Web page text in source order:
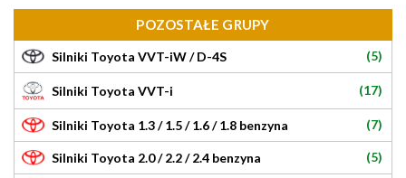
POZOSTAŁE GRUPY
Silniki Toyota VVT-iW / D-4S (5)
Silniki Toyota VVT-i (17)
Silniki Toyota 1.3 / 1.5 / 1.6 / 1.8 benzyna (7)
Silniki Toyota 2.0 / 2.2 / 2.4 benzyna (5)